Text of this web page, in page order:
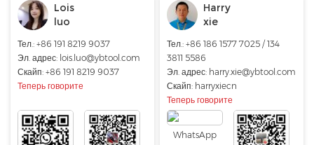
Lois
luo
Тел.: +86 191 8219 9037
Эл. адрес: lois.luo@ybtool.com
Скайп: +86 191 8219 9037
Теперь говорите
Harry
xie
Тел.: +86 186 1577 7025 / 134
3811 5586
Эл. адрес: harry.xie@ybtool.com
Скайп: harryxiecn
Теперь говорите
WhatsApp